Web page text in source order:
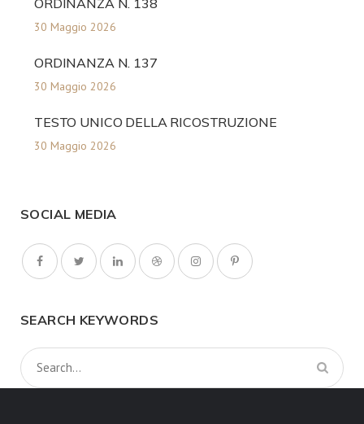
ORDINANZA N. 138
30 Maggio 2026
ORDINANZA N. 137
30 Maggio 2026
TESTO UNICO DELLA RICOSTRUZIONE
30 Maggio 2026
SOCIAL MEDIA
SEARCH KEYWORDS